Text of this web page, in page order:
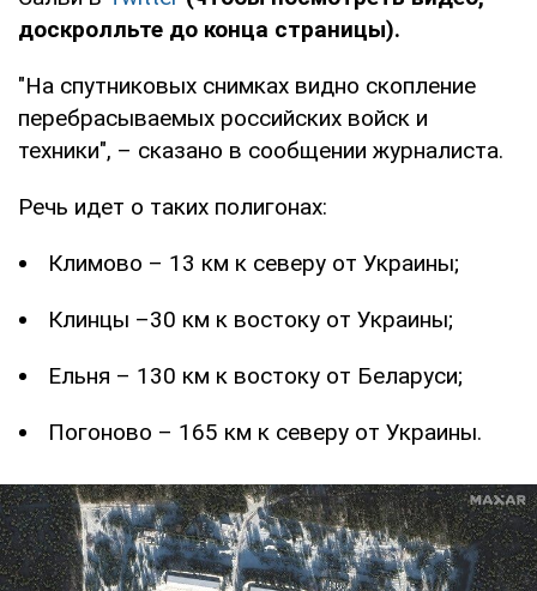
доскролльте до конца страницы).
"На спутниковых снимках видно скопление
перебрасываемых российских войск и
техники", – сказано в сообщении журналиста.
Речь идет о таких полигонах:
Климово – 13 км к северу от Украины;
Клинцы –30 км к востоку от Украины;
Ельня – 130 км к востоку от Беларуси;
Погоново – 165 км к северу от Украины.